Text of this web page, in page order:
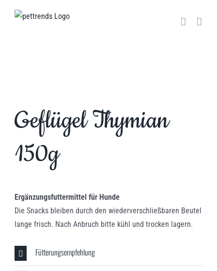
Inhalt
Geflügel Thymian
150g
Ergänzungsfuttermittel für Hunde
Die Snacks bleiben durch den wiederverschließbaren Beutel
lange frisch. Nach Anbruch bitte kühl und trocken lagern.
Fütterungsempfehlung